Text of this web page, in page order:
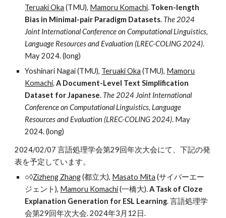
Teruaki Oka (TMU), Mamoru Komachi. Token-length
Bias in Minimal-pair Paradigm Datasets. The 2024
Joint International Conference on Computational Linguistics,
Language Resources and Evaluation (LREC-COLING 2024).
May 2024. (long)
Yoshinari Nagai (TMU), Teruaki Oka (TMU), Mamoru
Komachi.A Document-Level Text Simplification
Dataset for Japanese. The 2024 Joint International
Conference on Computational Linguistics, Language
Resources and Evaluation (LREC-COLING 2024). May
2024. (long)
2024/02/07 言語処理学会第29回年次大会にて、下記の発
表を予定しています。
○◊Zizheng Zhang(都立大), Masato Mita (サイバーエー
ジェント), Mamoru Komachi(一橋大).A Task of Cloze
Explanation Generation for ESL Learning. 言語処理学
会第29回年次大会. 2024年3月12日.